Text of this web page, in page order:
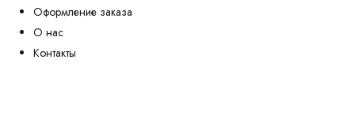
Оформление заказа
О нас
Контакты